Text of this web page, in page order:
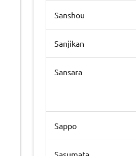
Sanshou
Sanjikan
Sansara
Sappo
Sasumata